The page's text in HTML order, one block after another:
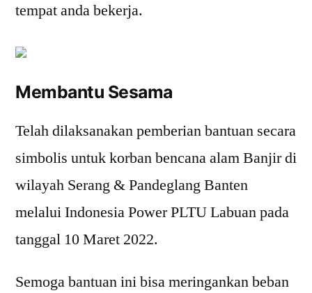
tempat anda bekerja.
Membantu Sesama
Telah dilaksanakan pemberian bantuan secara
simbolis untuk korban bencana alam Banjir di
wilayah Serang & Pandeglang Banten
melalui Indonesia Power PLTU Labuan pada
tanggal 10 Maret 2022.
Semoga bantuan ini bisa meringankan beban